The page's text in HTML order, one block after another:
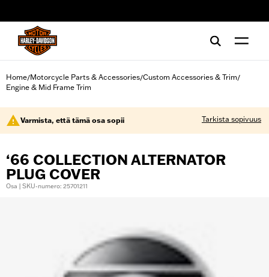
Home/Motorcycle Parts & Accessories/Custom Accessories & Trim/
Engine & Mid Frame Trim
Varmista, että tämä osa sopii Tarkista sopivuus
‘66 COLLECTION ALTERNATOR
PLUG COVER
Osa | SKU-numero: 25701211